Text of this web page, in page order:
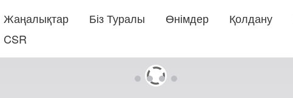
Жаңалықтар Біз Туралы Өнімдер Қолдану
CSR